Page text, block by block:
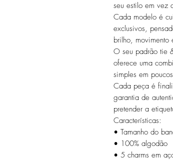
seu estilo em vez
Cada modelo é
exclusivos,
brilho, movimento
O seu padrão tie
oferece uma
simples em
Cada peça é
garantia de
pretender a
Características:
• Tamanho do
• 100% algodão
• 5 charms em